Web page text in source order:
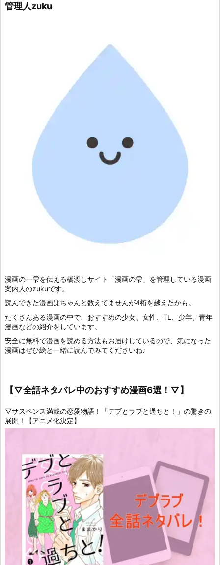
管理人zuku
漫画の一雫を伝える橋渡しサイト「漫画の雫」を管理している漫画
案内人のzukuです。
読んできた漫画はちゃんと数えてませんが4桁を越えたかも。
たくさんある漫画の中で、おすすめの少女、女性、TL、少年、青年
漫画などの紹介をしています。
安全に無料で漫画を読める方法もお届けしているので、気になった
漫画はぜひ絵と一緒に読んでみてくださいね♪
【▽全話ネタバレ中のおすすめ漫画6選！▽】
▽サスペンス満載の恋愛物語！「デブとラブと過ちと！」の驚きの
展開！【アニメ化決定】